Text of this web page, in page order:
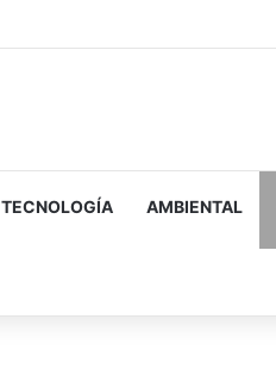
TECNOLOGÍA AMBIENTAL